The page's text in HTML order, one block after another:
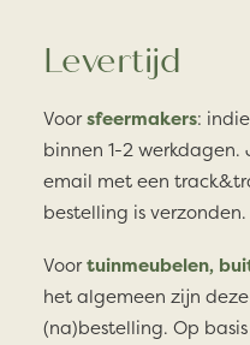
Levertijd
Voorsfeermakers:
binnen 1-2
email met een
bestelling is verzonden.
Voortuinmeubelen,
het algemeen zijn
(na)bestelling. Op